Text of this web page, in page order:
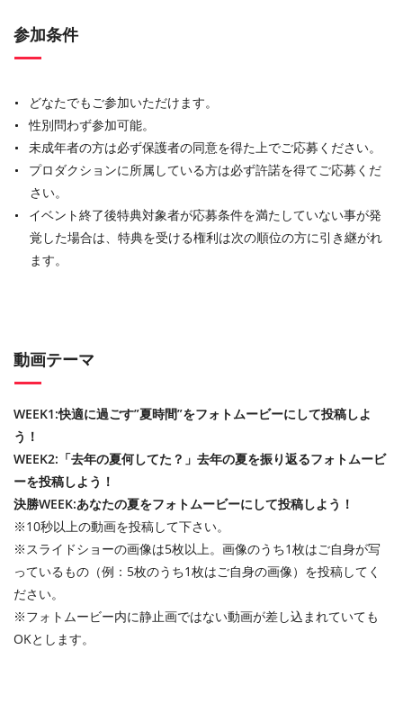
参加条件
どなたでもご参加いただけます。
性別問わず参加可能。
未成年者の⽅は必ず保護者の同意を得た上でご応募ください。
プロダクションに所属している⽅は必ず許諾を得てご応募くだ
さい。
イベント終了後特典対象者が応募条件を満たしていない事が発
覚した場合は、特典を受ける権利は次の順位の⽅に引き継がれ
ます。
動画テーマ
WEEK1:快適に過ごす”夏時間”をフォトムービーにして投稿しよ
う！
WEEK2:「去年の夏何してた？」去年の夏を振り返るフォトムービ
ーを投稿しよう！
決勝WEEK:あなたの夏をフォトムービーにして投稿しよう！
※10秒以上の動画を投稿して下さい。
※スライドショーの画像は5枚以上。画像のうち1枚はご自身が写
っているもの（例：5枚のうち1枚はご自身の画像）を投稿してく
ださい。
※フォトムービー内に静止画ではない動画が差し込まれていても
OKとします。